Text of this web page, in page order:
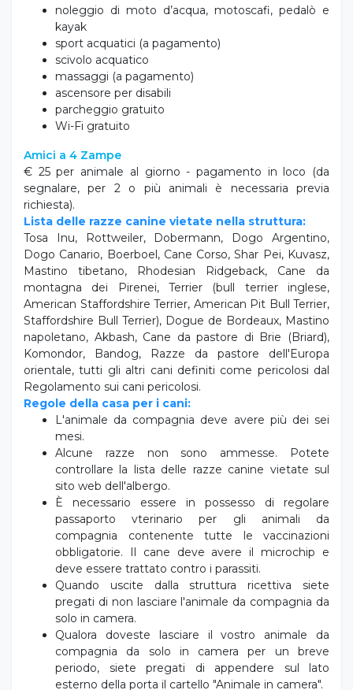
noleggio di moto d’acqua, motoscafi, pedalò e
kayak
sport acquatici (a pagamento)
scivolo acquatico
massaggi (a pagamento)
ascensore per disabili
parcheggio gratuito
Wi-Fi gratuito
Amici a 4 Zampe
€ 25 per animale al giorno - pagamento in loco (da
segnalare, per 2 o più animali è necessaria previa
richiesta).
Lista delle razze canine vietate nella struttura:
Tosa Inu, Rottweiler, Dobermann, Dogo Argentino,
Dogo Canario, Boerboel, Cane Corso, Shar Pei, Kuvasz,
Mastino tibetano, Rhodesian Ridgeback, Cane da
montagna dei Pirenei, Terrier (bull terrier inglese,
American Staffordshire Terrier, American Pit Bull Terrier,
Staffordshire Bull Terrier), Dogue de Bordeaux, Mastino
napoletano, Akbash, Cane da pastore di Brie (Briard),
Komondor, Bandog, Razze da pastore dell'Europa
orientale, tutti gli altri cani definiti come pericolosi dal
Regolamento sui cani pericolosi.
Regole della casa per i cani:
L'animale da compagnia deve avere più dei sei
mesi.
Alcune razze non sono ammesse. Potete
controllare la lista delle razze canine vietate sul
sito web dell'albergo.
È necessario essere in possesso di regolare
passaporto vterinario per gli animali da
compagnia contenente tutte le vaccinazioni
obbligatorie. Il cane deve avere il microchip e
deve essere trattato contro i parassiti.
Quando uscite dalla struttura ricettiva siete
pregati di non lasciare l'animale da compagnia da
solo in camera.
Qualora doveste lasciare il vostro animale da
compagnia da solo in camera per un breve
periodo, siete pregati di appendere sul lato
esterno della porta il cartello "Animale in camera".